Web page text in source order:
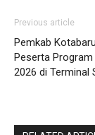
Previous article
Pemkab
Peserta Program
2026 di Terminal